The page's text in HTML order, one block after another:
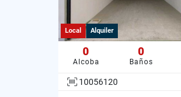
Local Alquiler
0
Alcoba
0
Baños
10056120